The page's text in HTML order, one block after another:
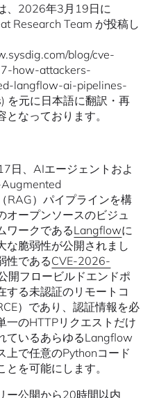
、2026年3月19日に
Research Team が投稿し
blog/cve-
how-attackers-
langflow-ai-pipelines-
を元に日本語に翻訳・再
となっております。
日、AIエージェントおよ
RAG）パイプラインを構
オープンソースのビジュ
ワークであるLangflowに
な脆弱性が公開されまし
性であるCVE-2026-
開フロービルドエンドポ
する未認証のリモートコ
）であり、認証情報を必
一のHTTPリクエストだけ
ているあらゆるLangflow
上で任意のPythonコード
とを可能にします。
ー公開から20時間以内